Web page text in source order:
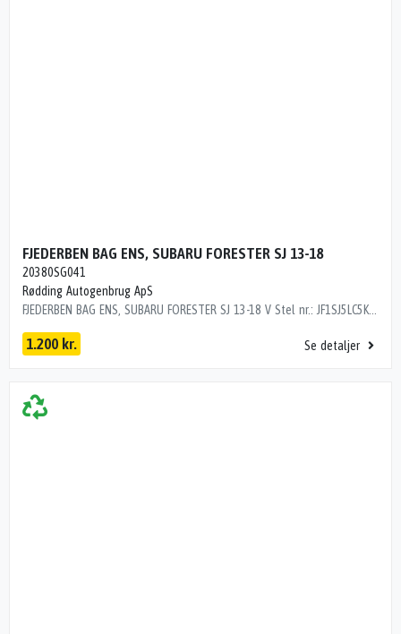
FJEDERBEN BAG ENS, SUBARU FORESTER SJ 13-18
20380SG041
Rødding Autogenbrug ApS
1.200 kr. Se detaljer